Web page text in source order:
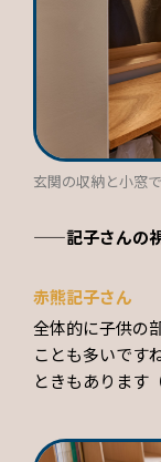
玄関の収納と小窓
——記子さんの
赤熊記子さん
全体的に子供の
ことも多いです
ときもあります